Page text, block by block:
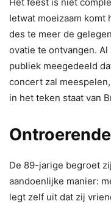
Ietwat moeizaam
des te meer de
ovatie te ontvangen.
publiek meegedeeld
concert zal
in het teken staat van
De 89-jarige begroet
aandoenlijke manier:
legt zelf uit dat zij